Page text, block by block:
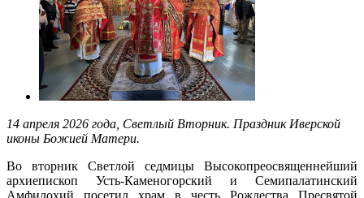
14 апреля 2026 года, Светлый Вторник. Праздник Иверской
иконы Божией Матери.
Во вторник Светлой седмицы Высокопреосвященнейший
архиепископ Усть-Каменогорский и Семипалатинский
Амфилохий посетил храм в честь Рождества Пресвятой